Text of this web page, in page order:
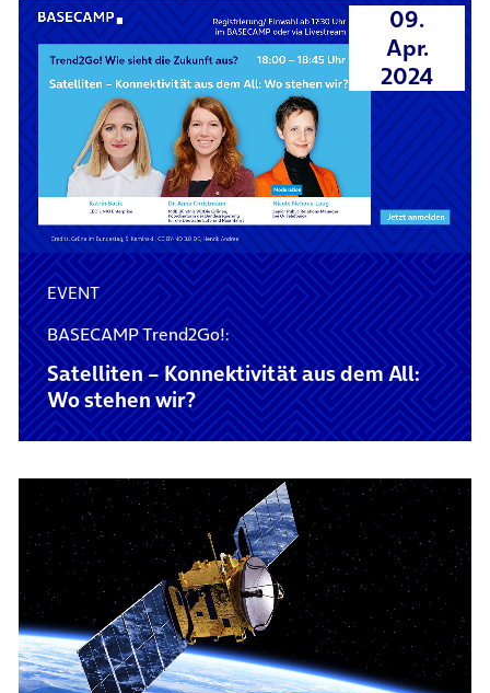
09.
Apr.
2024
EVENT
BASECAMP Trend2Go!:
Satelliten – Konnektivität aus dem All:
Wo stehen wir?